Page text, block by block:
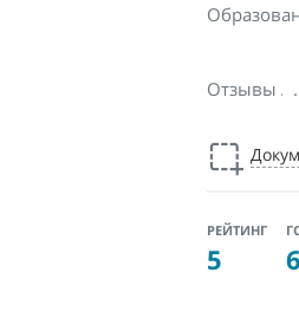
Отзывы
РЕЙТИНГ
5 6